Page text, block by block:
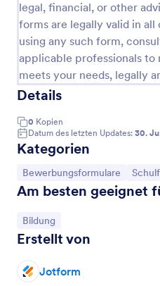
legal, financial, or other
forms are legally valid in
using any such form,
applicable professionals to
meets your needs, legally
Details
0 Kopien
Datum des letzten Updates: 30.
Kategorien
Zur Kategorie:
Bewerbungsformulare Zur
Am besten geeignet
Zur Kategorie:
Bildung
Erstellt von
Jotform
Bewerbungsformular